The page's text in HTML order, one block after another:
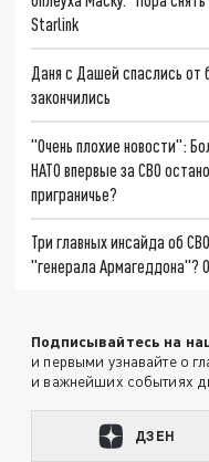
Starlink
Даня с Дашей спаслись от
закончились
"Очень плохие новости":
НАТО впервые за СВО
приграничье?
Три главных инсайда об
"генерала Армагеддона"?
Подписывайтесь на
и первыми узнавайте о
и важнейших событиях
ДЗЕН